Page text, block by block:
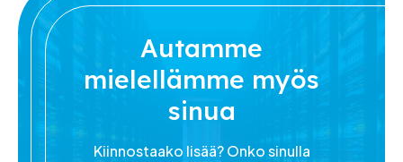
Autamme
mielellämme myös
sinua
Kiinnostaako lisää? Onko sinulla